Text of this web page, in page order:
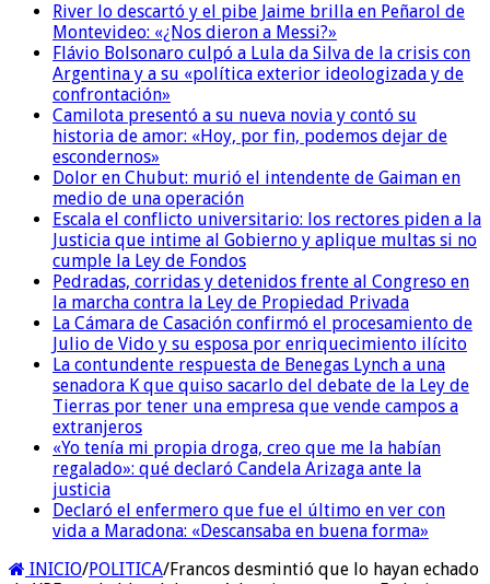
River lo descartó y el pibe Jaime brilla en Peñarol de
Montevideo: «¿Nos dieron a Messi?»
Flávio Bolsonaro culpó a Lula da Silva de la crisis con
Argentina y a su «política exterior ideologizada y de
confrontación»
Camilota presentó a su nueva novia y contó su
historia de amor: «Hoy, por fin, podemos dejar de
escondernos»
Dolor en Chubut: murió el intendente de Gaiman en
medio de una operación
Escala el conflicto universitario: los rectores piden a la
Justicia que intime al Gobierno y aplique multas si no
cumple la Ley de Fondos
Pedradas, corridas y detenidos frente al Congreso en
la marcha contra la Ley de Propiedad Privada
La Cámara de Casación confirmó el procesamiento de
Julio de Vido y su esposa por enriquecimiento ilícito
La contundente respuesta de Benegas Lynch a una
senadora K que quiso sacarlo del debate de la Ley de
Tierras por tener una empresa que vende campos a
extranjeros
«Yo tenía mi propia droga, creo que me la habían
regalado»: qué declaró Candela Arizaga ante la
justicia
Declaró el enfermero que fue el último en ver con
vida a Maradona: «Descansaba en buena forma»
INICIO/POLITICA/Francos desmintió que lo hayan echado